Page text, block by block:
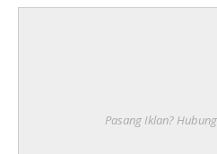
Pasang Iklan?